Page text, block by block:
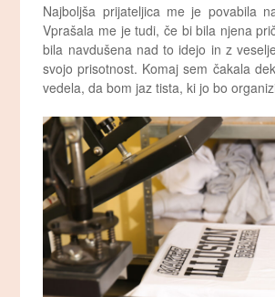
Najboljša prijateljica me je povabila
Vprašala me je tudi, če bi bila njena
bila navdušena nad to idejo in z
svojo prisotnost. Komaj sem čakala
vedela, da bom jaz tista, ki jo bo